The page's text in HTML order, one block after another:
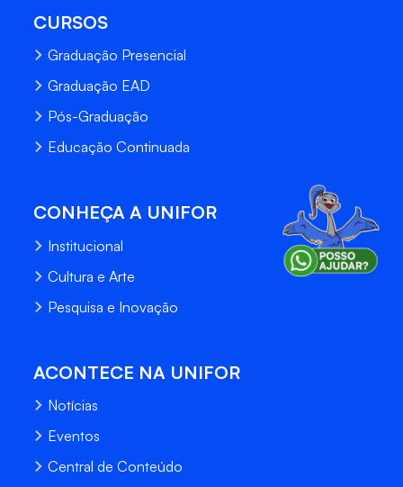
CURSOS
Graduação Presencial
Graduação EAD
Pós-Graduação
Educação Continuada
CONHEÇA A UNIFOR
Institucional
Cultura e Arte
Pesquisa e Inovação
ACONTECE NA UNIFOR
Notícias
Eventos
Central de Conteúdo